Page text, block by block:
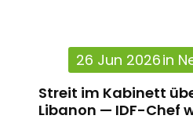
26 Jun 2026in
Streit im Kabinett
Libanon — IDF-Chef